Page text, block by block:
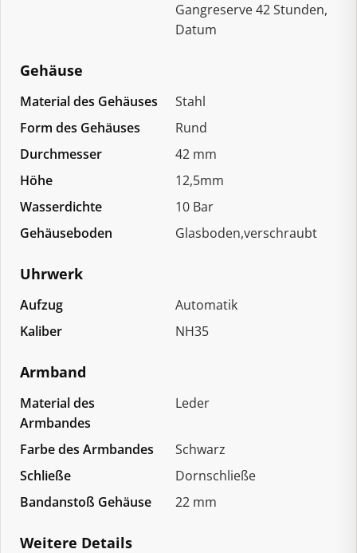
Gangreserve 42 Stunden,
Datum
Gehäuse
Material des Gehäuses
Stahl
Form des Gehäuses
Rund
Durchmesser
42 mm
Höhe
12,5mm
Wasserdichte
10 Bar
Gehäuseboden
Glasboden,verschraubt
Uhrwerk
Aufzug
Automatik
Kaliber
NH35
Armband
Material des
Armbandes
Leder
Farbe des Armbandes
Schwarz
Schließe
Dornschließe
Bandanstoß Gehäuse
22 mm
Weitere Details